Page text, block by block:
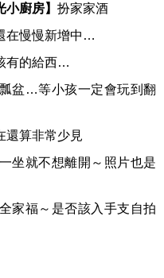
小廚房】 扮家家酒
在慢慢新增中…
有的給西…
盆…等小孩一定會玩到翻
還算非常少見
坐就不想離開～照片也是
家福～是否該入手支自拍